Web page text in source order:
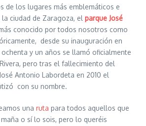
de los lugares más emblemáticos e
ciudad de Zaragoza, el parque José
conocido por todos nosotros como
desde su inauguración en
y un años se llamó oficialmente
pero tras el fallecimiento del
Antonio Labordeta en 2010 el
con su nombre.
una ruta para todos aquellos que
o sí lo sois, pero lo queréis